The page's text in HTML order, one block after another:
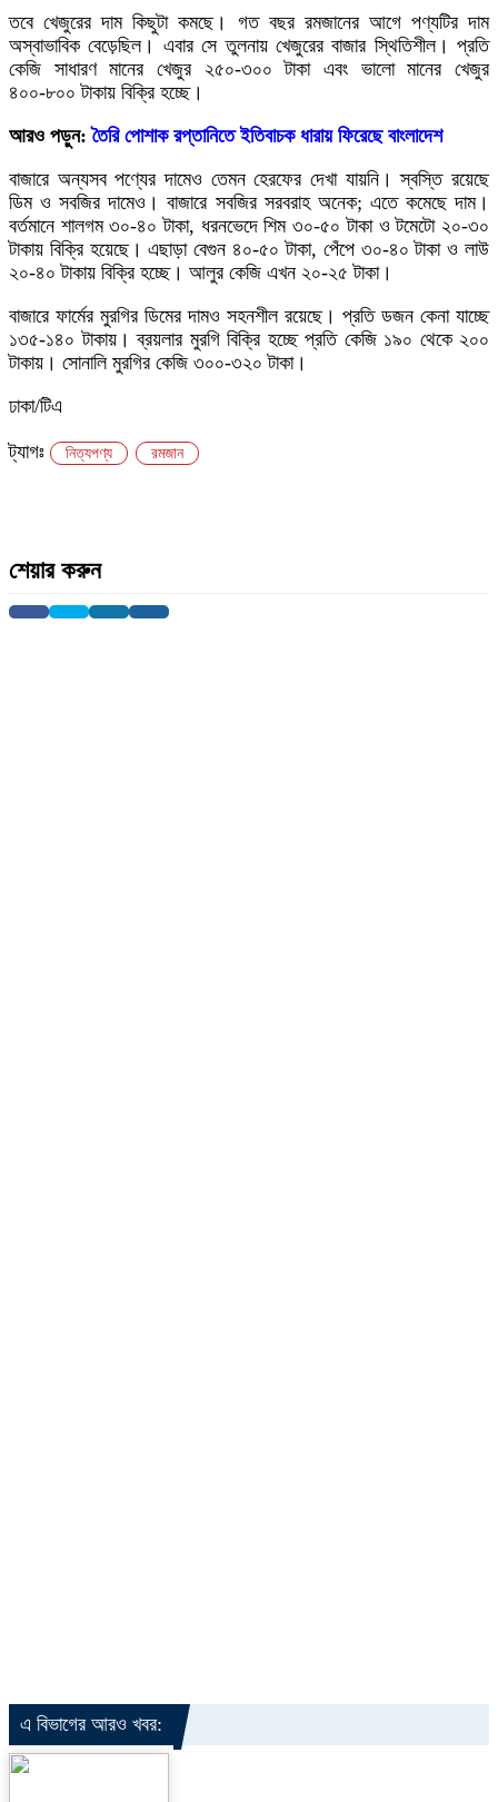
তবে খেজুরের দাম কিছুটা কমছে। গত বছর রমজানের আগে পণ্যটির দাম
অস্বাভাবিক বেড়েছিল। এবার সে তুলনায় খেজুরের বাজার স্থিতিশীল। প্রতি
কেজি সাধারণ মানের খেজুর ২৫০-৩০০ টাকা এবং ভালো মানের খেজুর
৪০০-৮০০ টাকায় বিক্রি হচ্ছে।
আরও পড়ুন: তৈরি পোশাক রপ্তানিতে ইতিবাচক ধারায় ফিরেছে বাংলাদেশ
বাজারে অন্যসব পণ্যের দামেও তেমন হেরফের দেখা যায়নি। স্বস্তি রয়েছে
ডিম ও সবজির দামেও। বাজারে সবজির সরবরাহ অনেক; এতে কমেছে দাম।
বর্তমানে শালগম ৩০-৪০ টাকা, ধরনভেদে শিম ৩০-৫০ টাকা ও টমেটো ২০-৩০
টাকায় বিক্রি হয়েছে। এছাড়া বেগুন ৪০-৫০ টাকা, পেঁপে ৩০-৪০ টাকা ও লাউ
২০-৪০ টাকায় বিক্রি হচ্ছে। আলুর কেজি এখন ২০-২৫ টাকা।
বাজারে ফার্মের মুরগির ডিমের দামও সহনশীল রয়েছে। প্রতি ডজন কেনা যাচ্ছে
১৩৫-১৪০ টাকায়। ব্রয়লার মুরগি বিক্রি হচ্ছে প্রতি কেজি ১৯০ থেকে ২০০
টাকায়। সোনালি মুরগির কেজি ৩০০-৩২০ টাকা।
ঢাকা/টিএ
ট্যাগঃ নিত্যপণ্য রমজান
শেয়ার করুন
এ বিভাগের আরও খবর: